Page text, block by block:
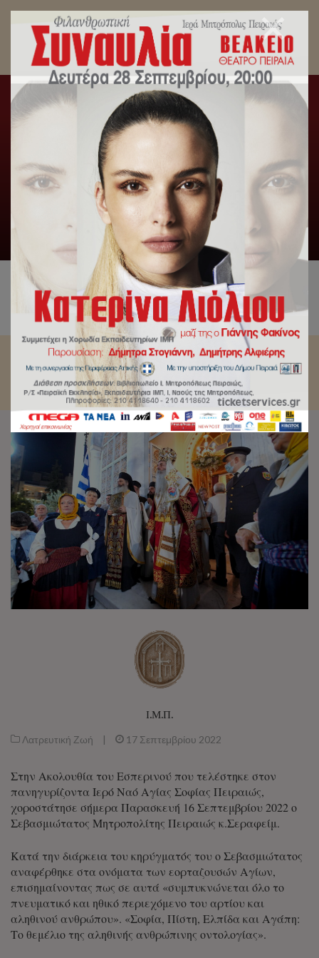
Μητροπολίτης Πειραιώς: Στα ονόματα των
Αγίων Σοφίας, Πίστεως, Ελπίδος και Αγάπης
συμπυκνώνεται όλο το πνευματικό και ηθικό
περιεχόμενο του αληθινού ανθρώπου.
Αρχική Λατρευτική Ζωή / Μητροπολίτης Πειραιώς: Στα
ονόματα των Αγίων Σοφίας, Πίστεως, Ελπίδος και Αγάπης
συμπυκνώνεται όλο το πνευματικό και ηθικό περιεχόμενο του
αληθινού ανθρώπου.
Ι.Μ.Π.
Λατρευτική Ζωή | 17 Σεπτεμβρίου 2022
Στην Ακολουθία του Εσπερινού που τελέστηκε στον
πανηγυρίζοντα Ιερό Ναό Αγίας Σοφίας Πειραιώς,
χοροστάτησε σήμερα Παρασκευή 16 Σεπτεμβρίου 2022 ο
Σεβασμιώτατος Μητροπολίτης Πειραιώς κ.Σεραφείμ.
Κατά την διάρκεια του κηρύγματός του ο Σεβασμιώτατος
αναφέρθηκε στα ονόματα των εορταζουσών Αγίων,
επισημαίνοντας πως σε αυτά «συμπυκνώνεται όλο το
πνευματικό και ηθικό περιεχόμενο του αρτίου και
αληθινού ανθρώπου». «Σοφία, Πίστη, Ελπίδα και Αγάπη:
Το θεμέλιο της αληθινής ανθρώπινης οντολογίας».